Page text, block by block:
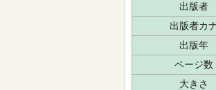
出版者
出版者カ
出版年
ページ数
大きさ